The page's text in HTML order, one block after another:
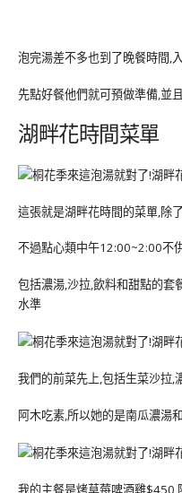
泡完湯差不多也到了晚餐時間,
先點好餐他們就可預做準備,並
湖畔花時間菜單
這張就是湖畔花時間的菜單,除
不過點心類中午12:00~2:00不
包括濃湯,沙拉,飲料和甜點的
水準
我們的前菜先上,包括生菜沙拉,
阿木吃素,所以她的是南瓜濃湯
我的主餐是烤草莓啤酒雞